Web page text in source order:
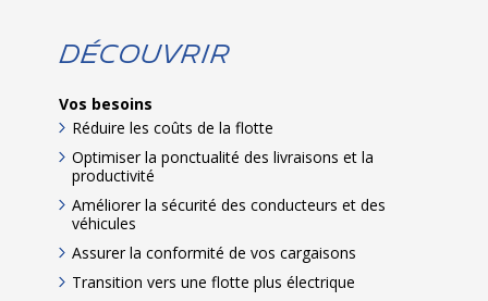
Découvrir
Vos besoins
Réduire les coûts de la flotte
Optimiser la ponctualité des livraisons et la
productivité
Améliorer la sécurité des conducteurs et des
véhicules
Assurer la conformité de vos cargaisons
Transition vers une flotte plus électrique